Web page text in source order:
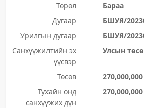
Төрөл
Бараа
Дугаар
БШУЯ/
Урилгын дугаар
БШУЯ/
Санхүүжилтийн эх
үүсвэр
Улсын
Төсөв
Тухайн онд
санхүүжих дүн